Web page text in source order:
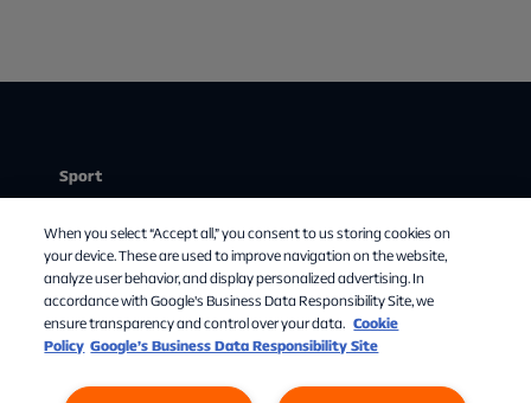
Sport
Mit abonnement
Om Allente
TV-guide
When you select “Accept all,” you consent to us storing cookies on
your device. These are used to improve navigation on the website,
analyze user behavior, and display personalized advertising. In
accordance with Google's Business Data Responsibility Site, we
ensure transparency and control over your data. Cookie
Policy Google’s Business Data Responsibility Site